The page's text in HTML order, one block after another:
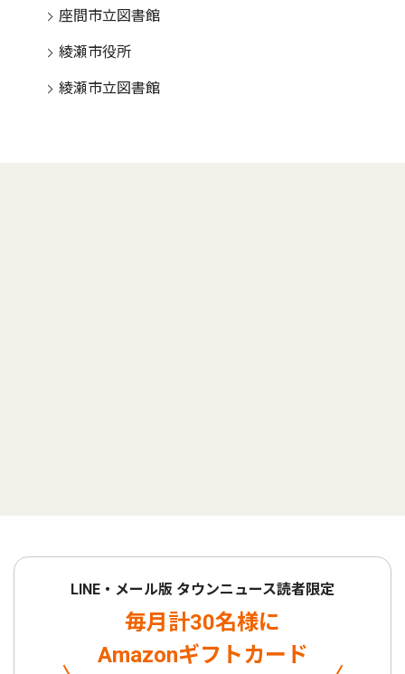
座間市立図書館
綾瀬市役所
綾瀬市立図書館
LINE・メール版 タウンニュース読者限定
毎月計30名様に
Amazonギフトカード